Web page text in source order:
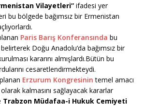
Vilayetleri” ifadesi yer
bu bölgede bağımsız bir Ermenistan
Paris Barış Konferansında bu
Doğu Anadolu’da bağımsız bir
kararını almışlardı.Bütün bu
cesaretlendirmekteydi.
Erzurum Kongresinintemel amacı
kalmasını sağlayacak kararlar
Trabzon Müdafaa-i Hukuk Cemiyeti